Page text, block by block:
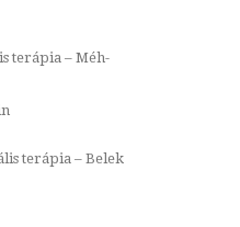
terápia – Méh-
/Prostata
terápia – Belek